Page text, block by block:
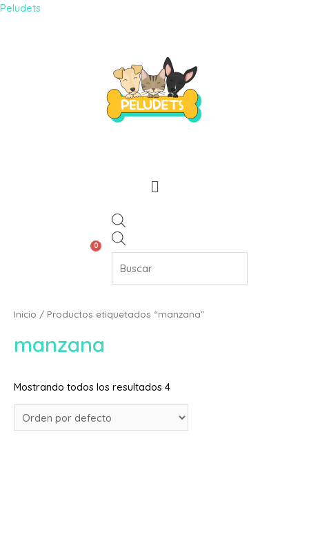
Peludets
0
Inicio / Productos etiquetados “manzana”
manzana
Mostrando todos los resultados 4